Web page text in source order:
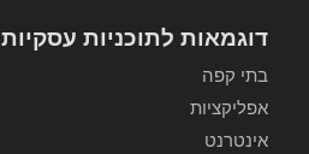
דוגמאות לתוכניות עסקיות
בתי קפה
אפליקציות
אינטרנט